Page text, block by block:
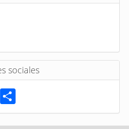
sociales
a
S
h
r
e